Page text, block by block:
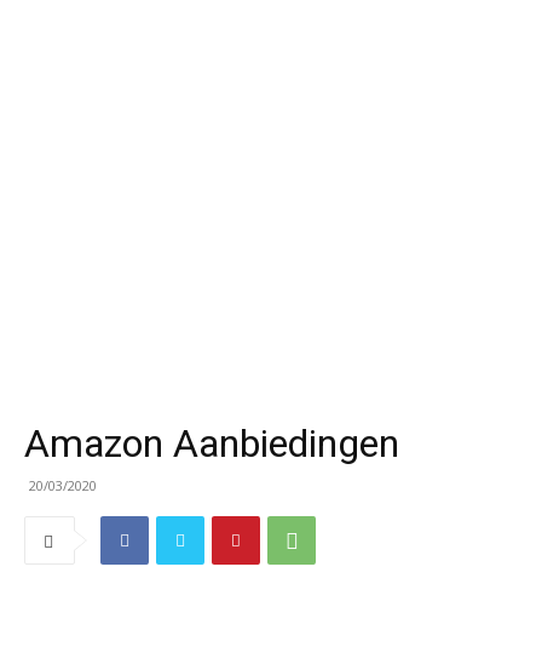
Amazon Aanbiedingen
20/03/2020